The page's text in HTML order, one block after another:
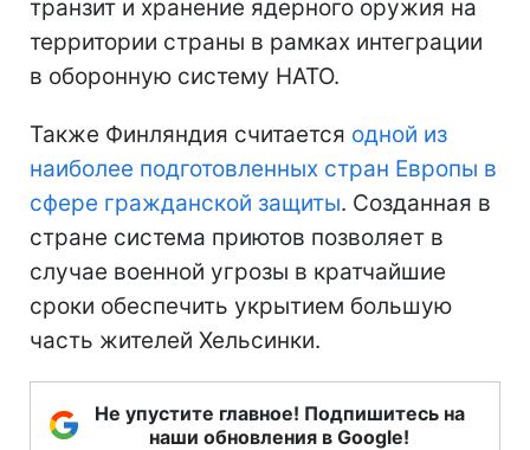
транзит и хранение ядерного оружия на
территории страны в рамках интеграции
в оборонную систему НАТО.
Также Финляндия считается одной из
наиболее подготовленных стран Европы в
сфере гражданской защиты. Созданная в
стране система приютов позволяет в
случае военной угрозы в кратчайшие
сроки обеспечить укрытием большую
часть жителей Хельсинки.
Не упустите главное! Подпишитесь на
наши обновления в Google!